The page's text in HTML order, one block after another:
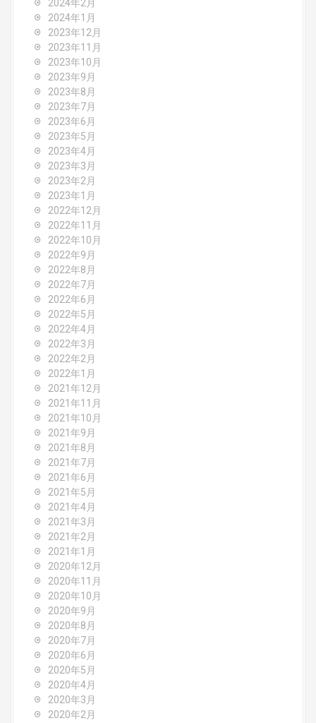
2024年2月
2024年1月
2023年12月
2023年11月
2023年10月
2023年9月
2023年8月
2023年7月
2023年6月
2023年5月
2023年4月
2023年3月
2023年2月
2023年1月
2022年12月
2022年11月
2022年10月
2022年9月
2022年8月
2022年7月
2022年6月
2022年5月
2022年4月
2022年3月
2022年2月
2022年1月
2021年12月
2021年11月
2021年10月
2021年9月
2021年8月
2021年7月
2021年6月
2021年5月
2021年4月
2021年3月
2021年2月
2021年1月
2020年12月
2020年11月
2020年10月
2020年9月
2020年8月
2020年7月
2020年6月
2020年5月
2020年4月
2020年3月
2020年2月